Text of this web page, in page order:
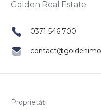
0371 546 700
Proprietăți